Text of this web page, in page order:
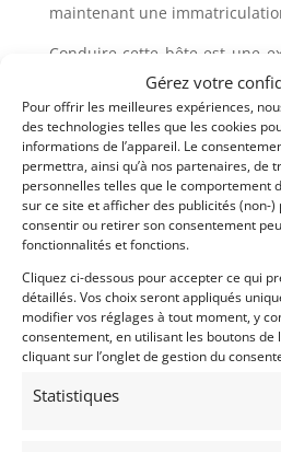
Gérez votre
Pour offrir les meilleures expériences,
des technologies telles que les cookies
informations de l’appareil. Le
permettra, ainsi qu’à nos partenaires, de
personnelles telles que le comportement
sur ce site et afficher des publicités (non-)
consentir ou retirer son consentement
fonctionnalités et fonctions.
Cliquez ci-dessous pour accepter ce qui
détaillés. Vos choix seront appliqués
modifier vos réglages à tout moment, y
consentement, en utilisant les boutons de
cliquant sur l’onglet de gestion du
Statistiques
maintenant une
Conduire cette bête est une
L’énorme moteur à huit
son fantastique (comparable
d’avant-guerre !), car il n’a
Le moteur a été
reconstruction, ce qui en
rapide pour son âge. La
magnifiquement patinés, tout
compartiment moteur de
vraiment qu’elle est
d’origine et qu’elle sort tout
elle est en fait entièrement
Si vous recherchez une
guerre unique et prête à